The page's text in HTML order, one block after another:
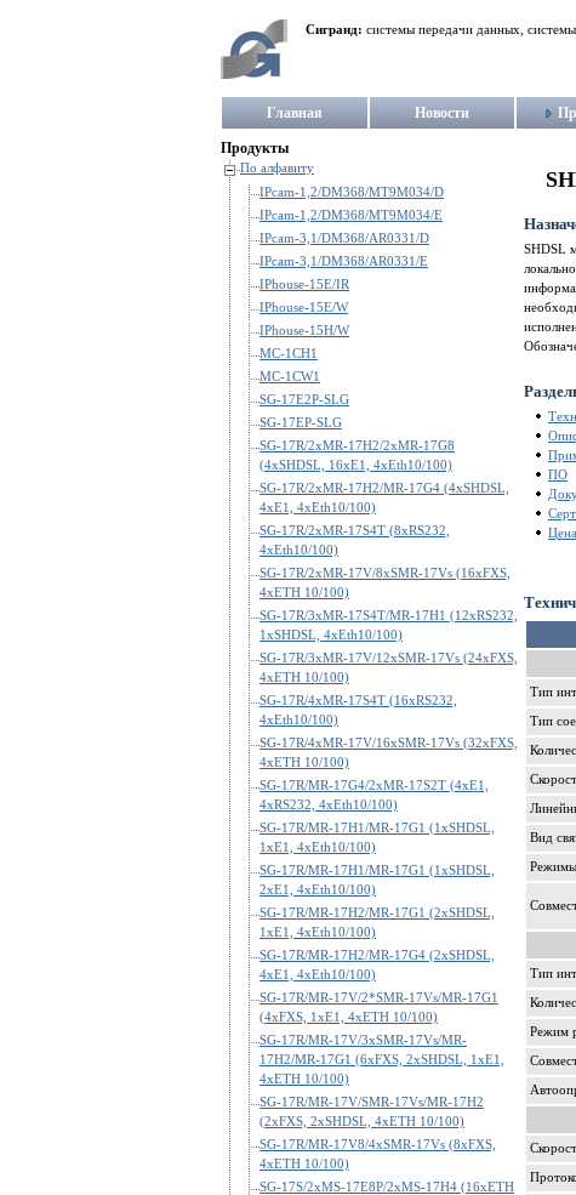
Сигранд: системы передачи данных,
Главная Новости
Продукты
По алфавиту
IPcam-1,2/DM368/MT9M034/D
IPcam-1,2/DM368/MT9M034/E
IPcam-3,1/DM368/AR0331/D
IPcam-3,1/DM368/AR0331/E
IPhouse-15E/IR
IPhouse-15E/W
IPhouse-15H/W
MC-1CH1
MC-1CW1
SG-17E2P-SLG
SG-17EP-SLG
SG-17R/2xMR-17H2/2xMR-17G8
(4xSHDSL, 16xE1, 4xEth10/100)
SG-17R/2xMR-17H2/MR-17G4 (4xSHDSL,
4xE1, 4xEth10/100)
SG-17R/2xMR-17S4T (8xRS232,
4xEth10/100)
SG-17R/2xMR-17V/8xSMR-17Vs (16xFXS,
4xETH 10/100)
SG-17R/3xMR-17S4T/MR-17H1 (12xRS232,
1xSHDSL, 4xEth10/100)
SG-17R/3xMR-17V/12xSMR-17Vs (24xFXS,
4xETH 10/100)
SG-17R/4xMR-17S4T (16xRS232,
4xEth10/100)
SG-17R/4xMR-17V/16xSMR-17Vs (32xFXS,
4xETH 10/100)
SG-17R/MR-17G4/2xMR-17S2T (4xE1,
4xRS232, 4xEth10/100)
SG-17R/MR-17H1/MR-17G1 (1xSHDSL,
1xE1, 4xEth10/100)
SG-17R/MR-17H1/MR-17G1 (1xSHDSL,
2xE1, 4xEth10/100)
SG-17R/MR-17H2/MR-17G1 (2xSHDSL,
1xE1, 4xEth10/100)
SG-17R/MR-17H2/MR-17G4 (2xSHDSL,
4xE1, 4xEth10/100)
SG-17R/MR-17V/2*SMR-17Vs/MR-17G1
(4xFXS, 1xE1, 4xETH 10/100)
SG-17R/MR-17V/3xSMR-17Vs/MR-
17H2/MR-17G1 (6xFXS, 2xSHDSL, 1xE1,
4xETH 10/100)
SG-17R/MR-17V/SMR-17Vs/MR-17H2
(2xFXS, 2xSHDSL, 4xETH 10/100)
SG-17R/MR-17V8/4xSMR-17Vs (8xFXS,
4xETH 10/100)
SG-17S/2xMS-17E8P/2xMS-17H4 (16xETH
SHDSL
ПО
Тип
Тип
Вид
Режимы
Тип
Режим